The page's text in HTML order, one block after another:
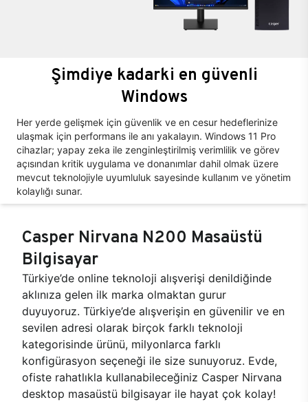
Şimdiye kadarki en güvenli
Windows
Her yerde gelişmek için güvenlik ve en cesur hedeflerinize
ulaşmak için performans ile anı yakalayın. Windows 11 Pro
cihazlar; yapay zeka ile zenginleştirilmiş verimlilik ve görev
açısından kritik uygulama ve donanımlar dahil olmak üzere
mevcut teknolojiyle uyumluluk sayesinde kullanım ve yönetim
kolaylığı sunar.
Casper Nirvana N200 Masaüstü
Bilgisayar
Türkiye’de online teknoloji alışverişi denildiğinde
aklınıza gelen ilk marka olmaktan gurur
duyuyoruz. Türkiye’de alışverişin en güvenilir ve en
sevilen adresi olarak birçok farklı teknoloji
kategorisinde ürünü, milyonlarca farklı
konfigürasyon seçeneği ile size sunuyoruz. Evde,
ofiste rahatlıkla kullanabileceğiniz Casper Nirvana
desktop masaüstü bilgisayar ile hayat çok kolay!